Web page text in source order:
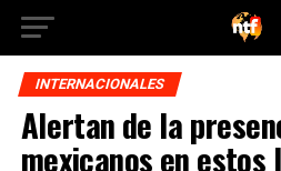
INTERNACIONALES
Alertan de la
mexicanos en